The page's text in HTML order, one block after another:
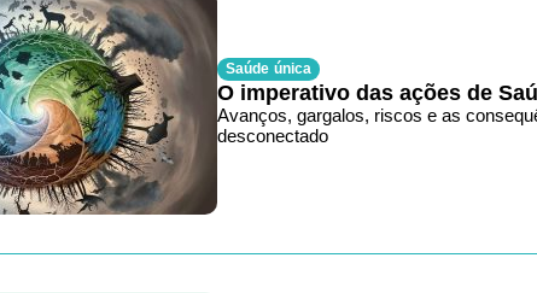
Saúde única
O imperativo das ações de
Avanços, gargalos, riscos e as
desconectado